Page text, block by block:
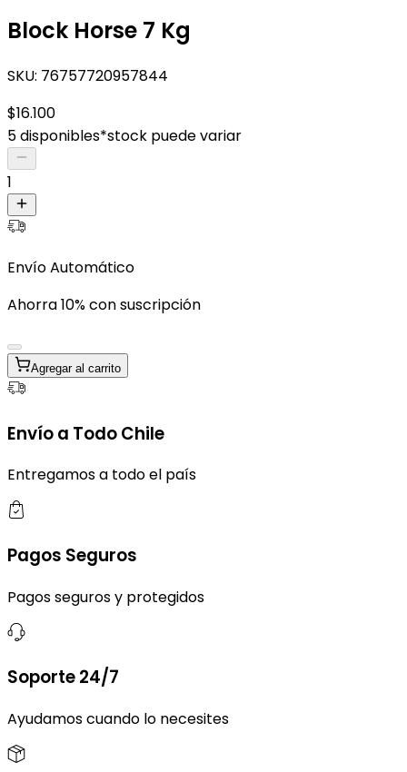
Block Horse 7 Kg
SKU: 76757720957844
$16.100
5 disponibles*stock puede variar
1
Envío Automático
Ahorra 10% con suscripción
Agregar al carrito
Envío a Todo Chile
Entregamos a todo el país
Pagos Seguros
Pagos seguros y protegidos
Soporte 24/7
Ayudamos cuando lo necesites